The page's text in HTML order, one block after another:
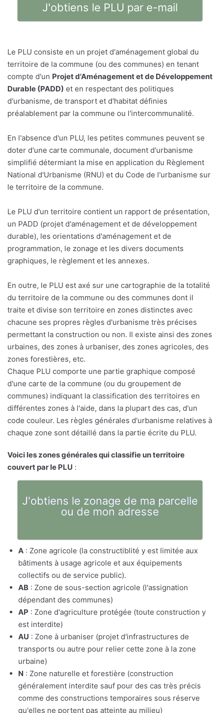
J'obtiens le PLU par e-mail
Le PLU consiste en un projet d'aménagement global du
territoire de la commune (ou des communes) en tenant
compte d'un Projet d'Aménagement et de Développement
Durable (PADD) et en respectant des politiques
d'urbanisme, de transport et d'habitat définies
préalablement par la commune ou l'intercommunalité.
En l'absence d'un PLU, les petites communes peuvent se
doter d'une carte communale, document d'urbanisme
simplifié détermiant la mise en application du Règlement
National d'Urbanisme (RNU) et du Code de l'urbanisme sur
le territoire de la commune.
Le PLU d'un territoire contient un rapport de présentation,
un PADD (projet d'aménagement et de développement
durable), les orientations d'aménagement et de
programmation, le zonage et les divers documents
graphiques, le règlement et les annexes.
En outre, le PLU est axé sur une cartographie de la totalité
du territoire de la commune ou des communes dont il
traite et divise son territoire en zones distinctes avec
chacune ses propres règles d'urbanisme très précises
permettant la construction ou non. Il existe ainsi des zones
urbaines, des zones à urbaniser, des zones agricoles, des
zones forestières, etc.
Chaque PLU comporte une partie graphique composé
d'une carte de la commune (ou du groupement de
communes) indiquant la classification des territoires en
différentes zones à l'aide, dans la plupart des cas, d'un
code couleur. Les règles générales d'urbanisme relatives à
chaque zone sont détaillé dans la partie écrite du PLU.
Voici les zones générales qui classifie un territoire
couvert par le PLU :
J'obtiens le zonage de ma parcelle
ou de mon adresse
A : Zone agricole (la constructiblité y est limitée aux
bâtiments à usage agricole et aux équipements
collectifs ou de service public).
AB : Zone de sous-section agricole (l'assignation
dépendant des communes)
AP : Zone d'agriculture protégée (toute construction y
est interdite)
AU : Zone à urbaniser (projet d'infrastructures de
transports ou autre pour relier cette zone à la zone
urbaine)
N : Zone naturelle et forestière (construction
généralement interdite sauf pour des cas très précis
comme des constructions temporaires sous réserve
qu'elles ne portent pas atteinte au milieu)